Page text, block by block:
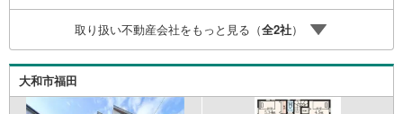
なる【教育費】住宅を買った後から始まる【住宅ローン返
済】65歳以上から必要になる【老後の費用負担】住宅探し
の【このタイミング】で不安な部分を明確にしていきませ
んか？？ --------------
取り扱い不動産会社をもっと見る（全2社）
大和市福田